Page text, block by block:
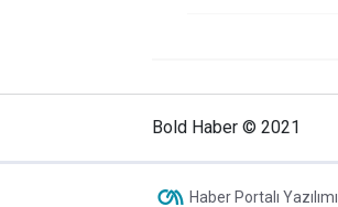
Bold Haber © 2021
Haber Portalı Yazılımı